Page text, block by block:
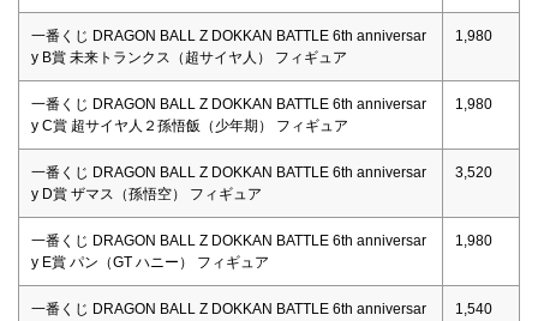
一番くじ DRAGON BALL Z DOKKAN BATTLE 6th anniversar
y B賞 未来トランクス（超サイヤ人） フィギュア
1,980
一番くじ DRAGON BALL Z DOKKAN BATTLE 6th anniversar
y C賞 超サイヤ人２孫悟飯（少年期） フィギュア
1,980
一番くじ DRAGON BALL Z DOKKAN BATTLE 6th anniversar
y D賞 ザマス（孫悟空） フィギュア
3,520
一番くじ DRAGON BALL Z DOKKAN BATTLE 6th anniversar
y E賞 パン（GT ハニー） フィギュア
1,980
一番くじ DRAGON BALL Z DOKKAN BATTLE 6th anniversar
1,540